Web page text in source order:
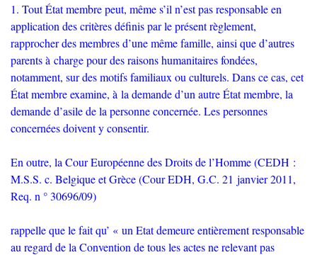
1. Tout État membre peut, même s’il n’est pas responsable en
application des critères définis par le présent règlement,
rapprocher des membres d’une même famille, ainsi que d’autres
parents à charge pour des raisons humanitaires fondées,
notamment, sur des motifs familiaux ou culturels. Dans ce cas, cet
État membre examine, à la demande d’un autre État membre, la
demande d’asile de la personne concernée. Les personnes
concernées doivent y consentir.
En outre, la Cour Européenne des Droits de l’Homme (CEDH :
M.S.S. c. Belgique et Grèce (CourEDH, G.C. 21 janvier 2011,
Req. n ° 30696/09)
rappelle que le fait qu’ « un Etat demeure entièrement responsable
au regard de la Convention de tous les actes ne relevant pas